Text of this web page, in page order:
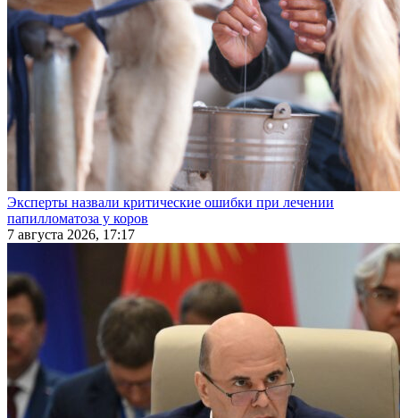
Эксперты назвали критические ошибки при лечении
папилломатоза у коров
7 августа 2026, 17:17